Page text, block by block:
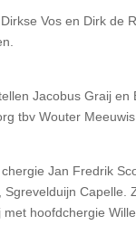
Vos en Dirk de
Jacobus Graij en
tbv Wouter
Jan Fredrik
Sgrevelduijn Capelle.
hoofdchergie